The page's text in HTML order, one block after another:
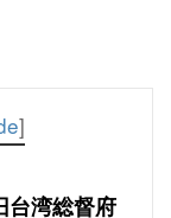
]
台湾総督府